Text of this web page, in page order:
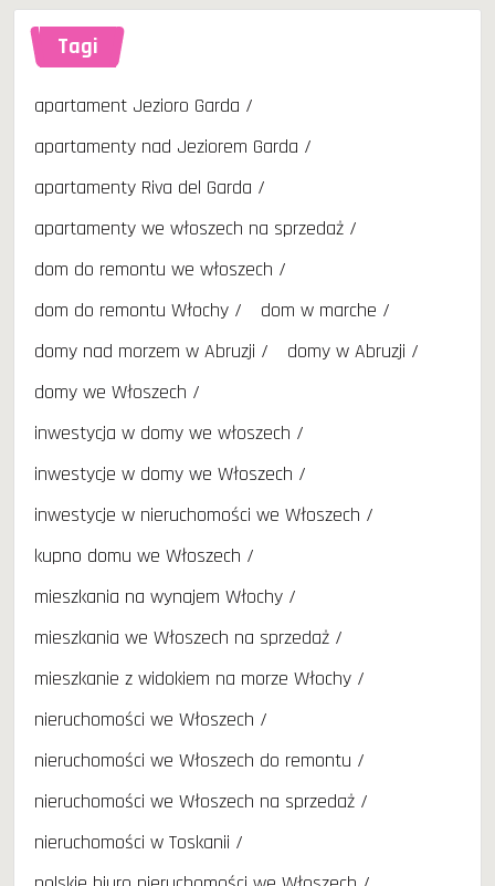
Tagi
apartament Jezioro Garda
apartamenty nad Jeziorem Garda
apartamenty Riva del Garda
apartamenty we włoszech na sprzedaż
dom do remontu we włoszech
dom do remontu Włochy
dom w marche
domy nad morzem w Abruzji
domy w Abruzji
domy we Włoszech
inwestycja w domy we włoszech
inwestycje w domy we Włoszech
inwestycje w nieruchomości we Włoszech
kupno domu we Włoszech
mieszkania na wynajem Włochy
mieszkania we Włoszech na sprzedaż
mieszkanie z widokiem na morze Włochy
nieruchomości we Włoszech
nieruchomości we Włoszech do remontu
nieruchomości we Włoszech na sprzedaż
nieruchomości w Toskanii